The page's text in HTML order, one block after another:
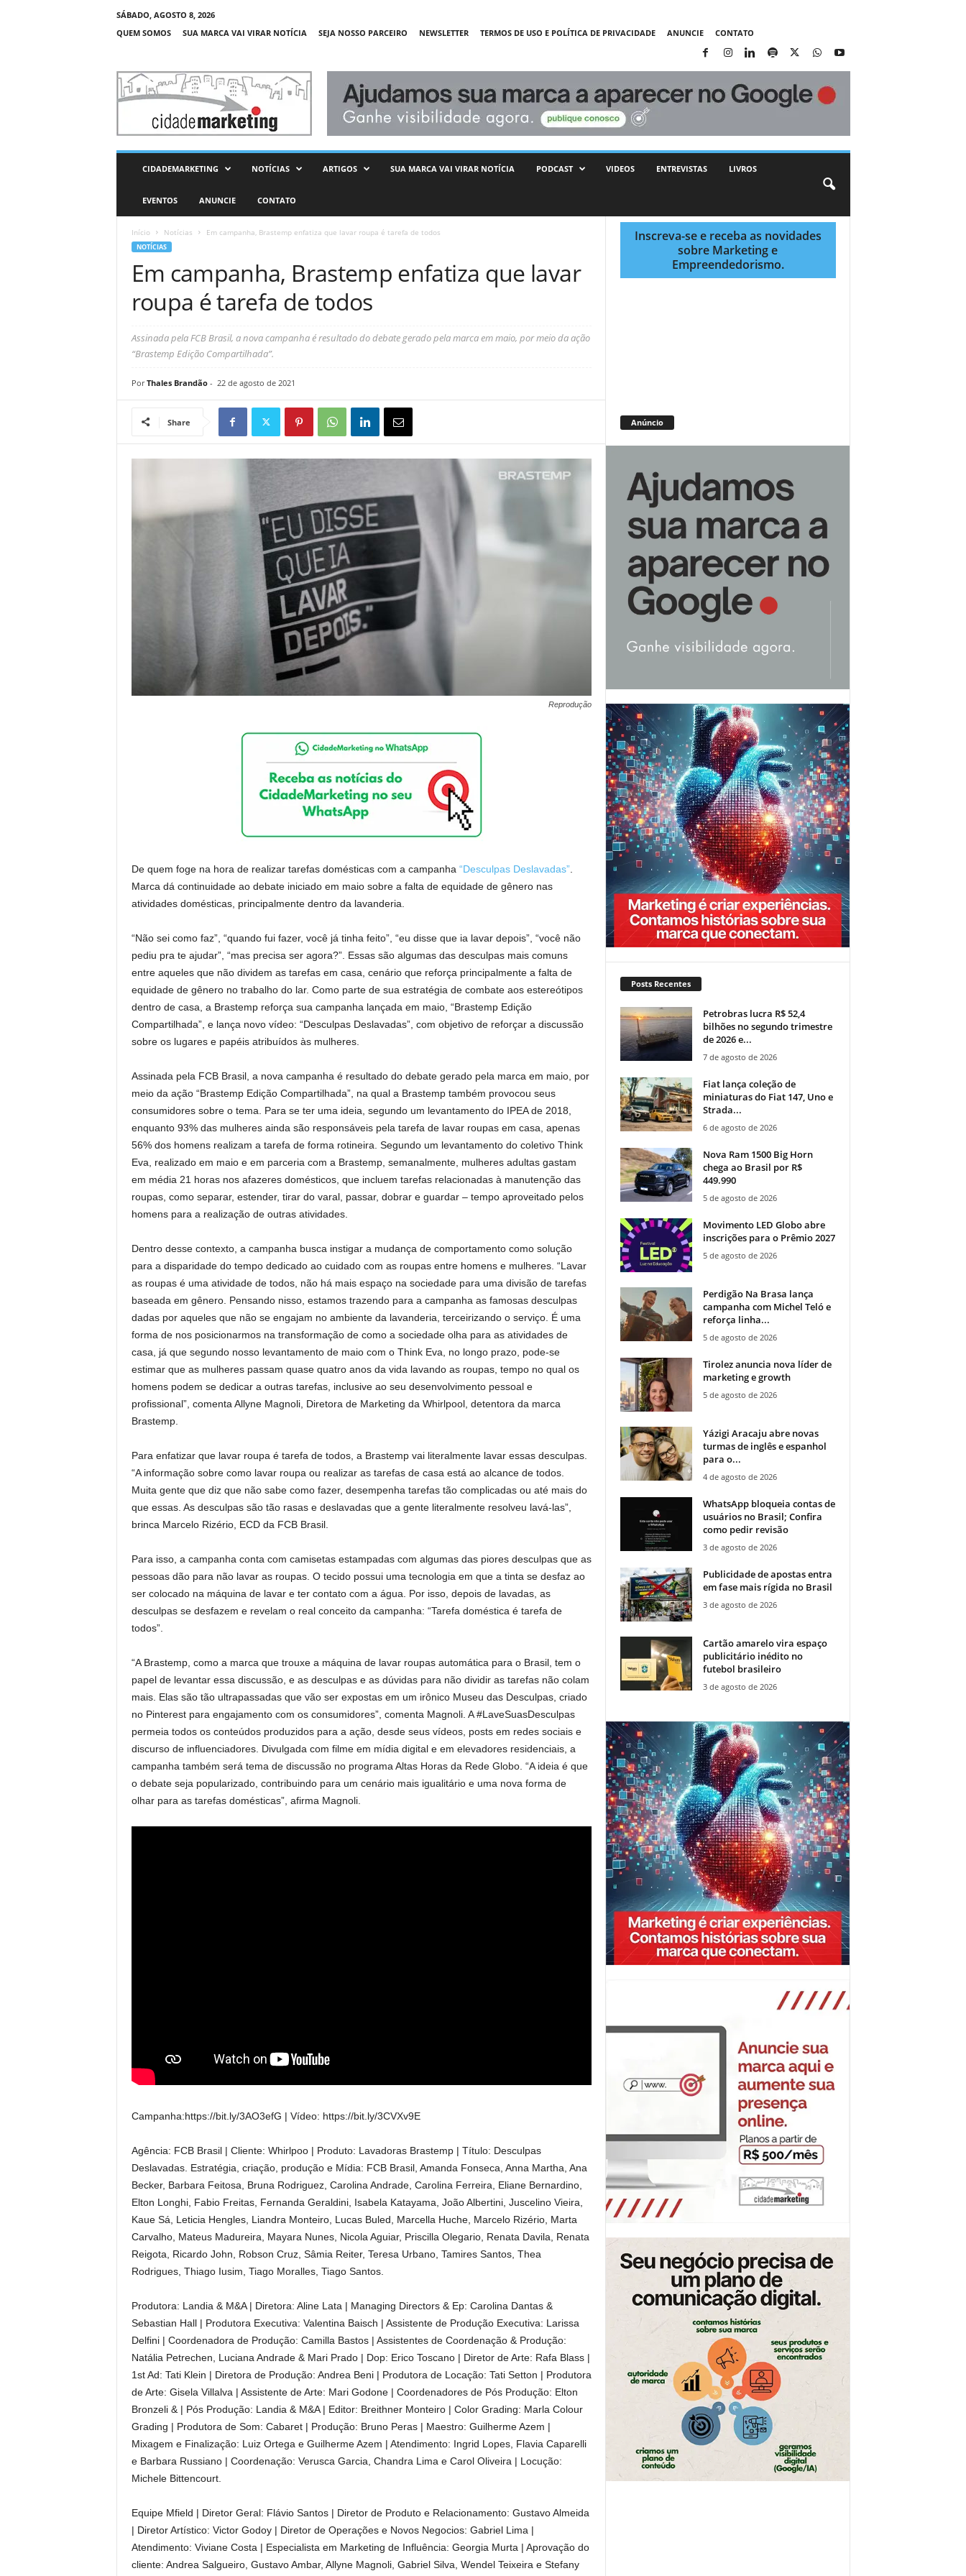
SÁBADO, AGOSTO 8, 2026
QUEM SOMOS
SUA MARCA VAI VIRAR NOTÍCIA SEJA NOSSO PARCEIRO NEWSLETTER TERMOS DE USO E POLÍTICA DE PRIVACIDADE ANUNCIE CONTATO
C
d
CIDADEMARKETING NOTÍCIAS ARTIGOS SUA MARCA VAI VIRAR NOTÍCIA PODCAST VIDEOS ENTREVISTAS LIVROS
EVENTOS ANUNCIE CONTATO
Início Notícias Em campanha, Brastemp enfatiza que lavar roupa é tarefa de todos
NOTÍCIAS
Em campanha, Brastemp enfatiza que lavar
roupa é tarefa de todos
Assinada pela FCB Brasil, a nova campanha é resultado do debate gerado pela marca em maio, por meio da ação
“Brastemp Edição Compartilhada”.
Por Thales Brandão- 22 de agosto de 2021
Share
Reprodução
De quem foge na hora de realizar tarefas domésticas com a campanha “Desculpas Deslavadas”.
Marca dá continuidade ao debate iniciado em maio sobre a falta de equidade de gênero nas
atividades domésticas, principalmente dentro da lavanderia.
“Não sei como faz”, “quando fui fazer, você já tinha feito”, “eu disse que ia lavar depois”, “você não
pediu pra te ajudar”, “mas precisa ser agora?”. Essas são algumas das desculpas mais comuns
entre aqueles que não dividem as tarefas em casa, cenário que reforça principalmente a falta de
equidade de gênero no trabalho do lar. Como parte de sua estratégia de combate aos estereótipos
dentro de casa, a Brastemp reforça sua campanha lançada em maio, “Brastemp Edição
Compartilhada”, e lança novo vídeo: “Desculpas Deslavadas”, com objetivo de reforçar a discussão
sobre os lugares e papéis atribuídos às mulheres.
Assinada pela FCB Brasil, a nova campanha é resultado do debate gerado pela marca em maio, por
meio da ação “Brastemp Edição Compartilhada”, na qual a Brastemp também provocou seus
consumidores sobre o tema. Para se ter uma ideia, segundo um levantamento do IPEA de 2018,
enquanto 93% das mulheres ainda são responsáveis pela tarefa de lavar roupas em casa, apenas
56% dos homens realizam a tarefa de forma rotineira. Segundo um levantamento do coletivo Think
Eva, realizado em maio e em parceria com a Brastemp, semanalmente, mulheres adultas gastam
em média 21 horas nos afazeres domésticos, que incluem tarefas relacionadas à manutenção das
roupas, como separar, estender, tirar do varal, passar, dobrar e guardar – tempo aproveitado pelos
homens para a realização de outras atividades.
Dentro desse contexto, a campanha busca instigar a mudança de comportamento como solução
para a disparidade do tempo dedicado ao cuidado com as roupas entre homens e mulheres. “Lavar
as roupas é uma atividade de todos, não há mais espaço na sociedade para uma divisão de tarefas
baseada em gênero. Pensando nisso, estamos trazendo para a campanha as famosas desculpas
dadas por aqueles que não se engajam no ambiente da lavanderia, terceirizando o serviço. É uma
forma de nos posicionarmos na transformação de como a sociedade olha para as atividades de
casa, já que segundo nosso levantamento de maio com o Think Eva, no longo prazo, pode-se
estimar que as mulheres passam quase quatro anos da vida lavando as roupas, tempo no qual os
homens podem se dedicar a outras tarefas, inclusive ao seu desenvolvimento pessoal e
profissional”, comenta Allyne Magnoli, Diretora de Marketing da Whirlpool, detentora da marca
Brastemp.
Para enfatizar que lavar roupa é tarefa de todos, a Brastemp vai literalmente lavar essas desculpas.
“A informação sobre como lavar roupa ou realizar as tarefas de casa está ao alcance de todos.
Muita gente que diz que não sabe como fazer, desempenha tarefas tão complicadas ou até mais do
que essas. As desculpas são tão rasas e deslavadas que a gente literalmente resolveu lavá-las”,
brinca Marcelo Rizério, ECD da FCB Brasil.
Para isso, a campanha conta com camisetas estampadas com algumas das piores desculpas que as
pessoas dão para não lavar as roupas. O tecido possui uma tecnologia em que a tinta se desfaz ao
ser colocado na máquina de lavar e ter contato com a água. Por isso, depois de lavadas, as
desculpas se desfazem e revelam o real conceito da campanha: “Tarefa doméstica é tarefa de
todos”.
“A Brastemp, como a marca que trouxe a máquina de lavar roupas automática para o Brasil, tem o
papel de levantar essa discussão, e as desculpas e as dúvidas para não dividir as tarefas não colam
mais. Elas são tão ultrapassadas que vão ser expostas em um irônico Museu das Desculpas, criado
no Pinterest para engajamento com os consumidores”, comenta Magnoli. A #LaveSuasDesculpas
permeia todos os conteúdos produzidos para a ação, desde seus vídeos, posts em redes sociais e
discurso de influenciadores. Divulgada com filme em mídia digital e em elevadores residenciais, a
campanha também será tema de discussão no programa Altas Horas da Rede Globo. “A ideia é que
o debate seja popularizado, contribuindo para um cenário mais igualitário e uma nova forma de
olhar para as tarefas domésticas”, afirma Magnoli.
Campanha:https://bit.ly/3AO3efG | Vídeo: https://bit.ly/3CVXv9E
Agência: FCB Brasil | Cliente: Whirlpoo | Produto: Lavadoras Brastemp | Título: Desculpas
Deslavadas. Estratégia, criação, produção e Mídia: FCB Brasil, Amanda Fonseca, Anna Martha, Ana
Becker, Barbara Feitosa, Bruna Rodriguez, Carolina Andrade, Carolina Ferreira, Eliane Bernardino,
Elton Longhi, Fabio Freitas, Fernanda Geraldini, Isabela Katayama, João Albertini, Juscelino Vieira,
Kaue Sá, Leticia Hengles, Liandra Monteiro, Lucas Buled, Marcella Huche, Marcelo Rizério, Marta
Carvalho, Mateus Madureira, Mayara Nunes, Nicola Aguiar, Priscilla Olegario, Renata Davila, Renata
Reigota, Ricardo John, Robson Cruz, Sâmia Reiter, Teresa Urbano, Tamires Santos, Thea
Rodrigues, Thiago Iusim, Tiago Moralles, Tiago Santos.
Produtora: Landia & M&A | Diretora: Aline Lata | Managing Directors & Ep: Carolina Dantas &
Sebastian Hall | Produtora Executiva: Valentina Baisch | Assistente de Produção Executiva: Larissa
Delfini | Coordenadora de Produção: Camilla Bastos | Assistentes de Coordenação & Produção:
Natália Petrechen, Luciana Andrade & Mari Prado | Dop: Erico Toscano | Diretor de Arte: Rafa Blass |
1st Ad: Tati Klein | Diretora de Produção: Andrea Beni | Produtora de Locação: Tati Setton | Produtora
de Arte: Gisela Villalva | Assistente de Arte: Mari Godone | Coordenadores de Pós Produção: Elton
Bronzeli & | Pós Produção: Landia & M&A | Editor: Breithner Monteiro | Color Grading: Marla Colour
Grading | Produtora de Som: Cabaret | Produção: Bruno Peras | Maestro: Guilherme Azem |
Mixagem e Finalização: Luiz Ortega e Guilherme Azem | Atendimento: Ingrid Lopes, Flavia Caparelli
e Barbara Russiano | Coordenação: Verusca Garcia, Chandra Lima e Carol Oliveira | Locução:
Michele Bittencourt.
Equipe Mfield | Diretor Geral: Flávio Santos | Diretor de Produto e Relacionamento: Gustavo Almeida
| Diretor Artístico: Victor Godoy | Diretor de Operações e Novos Negocios: Gabriel Lima |
Atendimento: Viviane Costa | Especialista em Marketing de Influência: Georgia Murta | Aprovação do
cliente: Andrea Salgueiro, Gustavo Ambar, Allyne Magnoli, Gabriel Silva, Wendel Teixeira e Stefany
Inscreva-se e receba as novidades
sobre Marketing e
Empreendedorismo.
Anúncio
Posts Recentes
Petrobras lucra R$ 52,4
bilhões no segundo trimestre
de 2026 e...
7 de agosto de 2026
Fiat lança coleção de
miniaturas do Fiat 147, Uno e
Strada...
6 de agosto de 2026
Nova Ram 1500 Big Horn
chega ao Brasil por R$
449.990
5 de agosto de 2026
Movimento LED Globo abre
inscrições para o Prêmio 2027
5 de agosto de 2026
Perdigão Na Brasa lança
campanha com Michel Teló e
reforça linha...
5 de agosto de 2026
Tirolez anuncia nova líder de
marketing e growth
5 de agosto de 2026
Yázigi Aracaju abre novas
turmas de inglês e espanhol
para o...
4 de agosto de 2026
WhatsApp bloqueia contas de
usuários no Brasil; Confira
como pedir revisão
3 de agosto de 2026
Publicidade de apostas entra
em fase mais rígida no Brasil
3 de agosto de 2026
Cartão amarelo vira espaço
publicitário inédito no
futebol brasileiro
3 de agosto de 2026